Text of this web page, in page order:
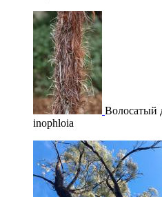
Волосатый
inophloia